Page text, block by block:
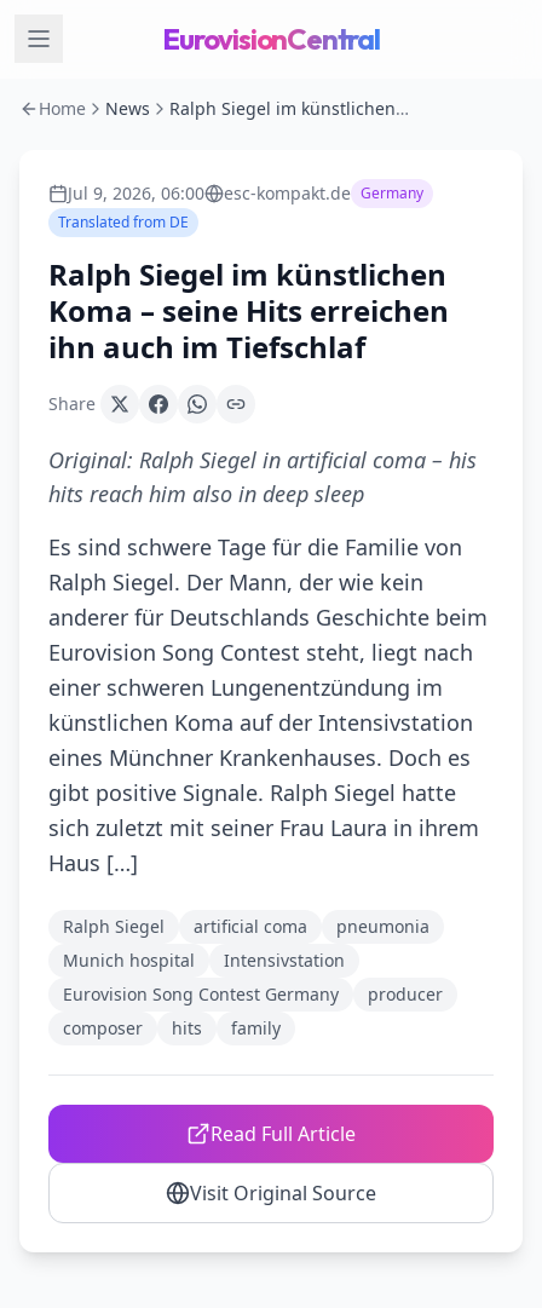
EurovisionCentral
Home News Ralph Siegel im künstlichen Koma – seine Hits erreichen ihn auch im Tiefschlaf
Jul 9, 2026, 06:00 esc-kompakt.de Germany
Translated from DE
Ralph Siegel im künstlichen
Koma – seine Hits erreichen
ihn auch im Tiefschlaf
Share
Original: Ralph Siegel in artificial coma – his
hits reach him also in deep sleep
Es sind schwere Tage für die Familie von
Ralph Siegel. Der Mann, der wie kein
anderer für Deutschlands Geschichte beim
Eurovision Song Contest steht, liegt nach
einer schweren Lungenentzündung im
künstlichen Koma auf der Intensivstation
eines Münchner Krankenhauses. Doch es
gibt positive Signale. Ralph Siegel hatte
sich zuletzt mit seiner Frau Laura in ihrem
Haus […]
Ralph Siegel artificial coma
pneumonia
Munich hospital
Intensivstation
Eurovision Song Contest Germany
producer
composer
hits family
Read Full Article
Visit Original Source